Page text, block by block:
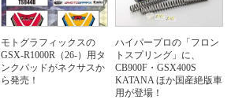
モトグラフィックスの
GSX-R1000R（26-）用タ
ンクパッドがネクサスか
ら発売！
ハイパープロの「フロン
トスプリング」に、
CB900F・GSX400S
KATANA ほか国産絶版車
用が登場！